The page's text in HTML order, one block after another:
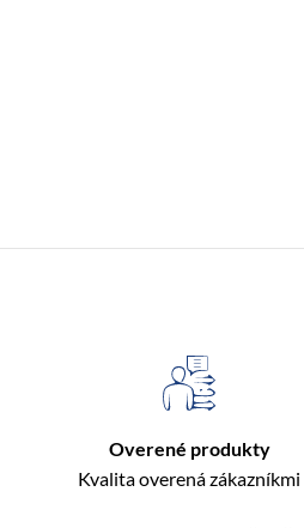
Overené produkty
Kvalita overená zákazníkmi